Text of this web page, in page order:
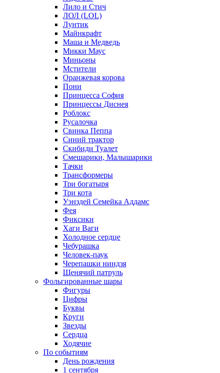
Лило и Стич
ЛОЛ (LOL)
Лунтик
Майнкрафт
Маша и Медведь
Микки Маус
Миньоны
Мстители
Оранжевая корова
Пони
Принцесса София
Принцессы Диснея
Роблокс
Русалочка
Свинка Пеппа
Синий трактор
Скибиди Туалет
Смешарики, Малышарики
Тачки
Трансформеры
Три богатыря
Три кота
Уэнздей Семейка Аддамс
Фея
Фиксики
Хаги Ваги
Холодное сердце
Чебурашка
Человек-паук
Черепашки ниндзя
Щенячий патруль
Фольгированные шары
Фигуры
Цифры
Буквы
Круги
Звезды
Сердца
Ходячие
По событиям
День рождения
1 сентября